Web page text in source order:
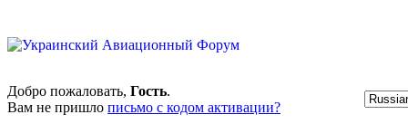
Добро пожаловать, Гость.
Вам не пришло письмо с кодом активации?